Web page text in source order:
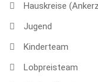
Hauskreise
Jugend
Kinderteam
Lobpreisteam